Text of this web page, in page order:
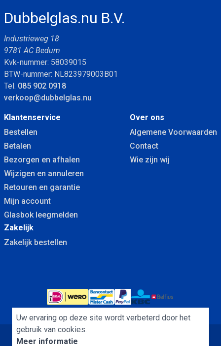
Dubbelglas.nu B.V.
Industrieweg 18
9781 AC Bedum
Kvk-nummer: 58039015
BTW-nummer: NL823979003B01
Tel. 085 902 0918
verkoop@dubbelglas.nu
Klantenservice
Bestellen
Betalen
Bezorgen en afhalen
Wijzigen en annuleren
Retouren en garantie
Mijn account
Glasbok leegmelden
Over ons
Algemene Voorwaarden
Contact
Wie zijn wij
Zakelijk
Zakelijk bestellen
Algemene Voorwaarden
Uw ervaring op deze site wordt verbeterd door het
gebruik van cookies.
Meer informatie